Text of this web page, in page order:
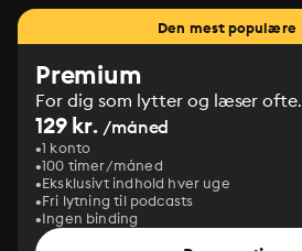
Den mest populære
Premium
For dig som lytter og læser ofte.
129 kr. /måned
1 konto
100 timer/måned
Eksklusivt indhold hver uge
Fri lytning til podcasts
Ingen binding